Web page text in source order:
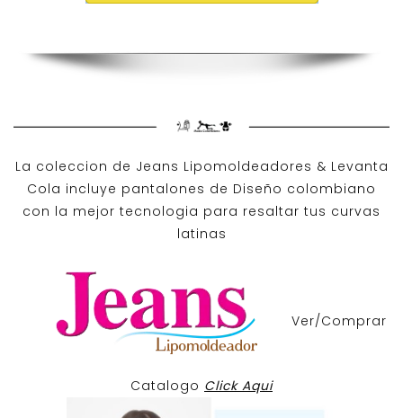
La coleccion de Jeans Lipomoldeadores & Levanta
Cola incluye pantalones de Diseño colombiano
con la mejor tecnologia para resaltar tus curvas
latinas
Ver/Comprar
Catalogo Click Aqui